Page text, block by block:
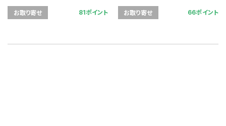
お取り寄せ 81ポイント お取り寄せ 66ポイント